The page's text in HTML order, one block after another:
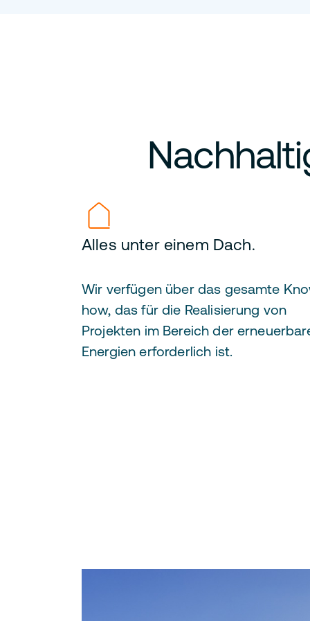
Alles unter einem Dach.
Wir verfügen über das gesamte
how, das für die Realisierung von
Projekten im Bereich der
Energien erforderlich ist.